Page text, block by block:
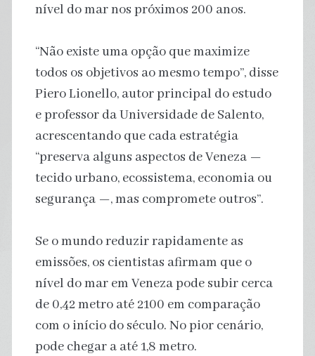
nível do mar nos próximos 200 anos.
“Não existe uma opção que maximize
todos os objetivos ao mesmo tempo”, disse
Piero Lionello, autor principal do estudo
e professor da Universidade de Salento,
acrescentando que cada estratégia
“preserva alguns aspectos de Veneza —
tecido urbano, ecossistema, economia ou
segurança —, mas compromete outros”.
Se o mundo reduzir rapidamente as
emissões, os cientistas afirmam que o
nível do mar em Veneza pode subir cerca
de 0,42 metro até 2100 em comparação
com o início do século. No pior cenário,
pode chegar a até 1,8 metro.